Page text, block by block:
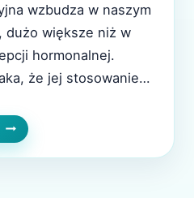
wzbudza w naszym
dużo większe niż w
hormonalnej.
że jej stosowanie
Co
o antykoncepcji
CO
WARTO
WIEDZIEĆ